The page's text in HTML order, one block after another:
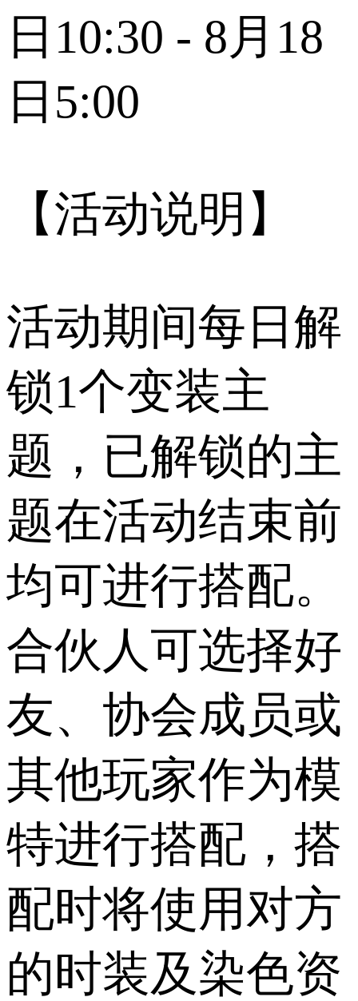
日10:30 - 8月18
日5:00
【活动说明】
活动期间每日解
锁1个变装主
题，已解锁的主
题在活动结束前
均可进行搭配。
合伙人可选择好
友、协会成员或
其他玩家作为模
特进行搭配，搭
配时将使用对方
的时装及染色资